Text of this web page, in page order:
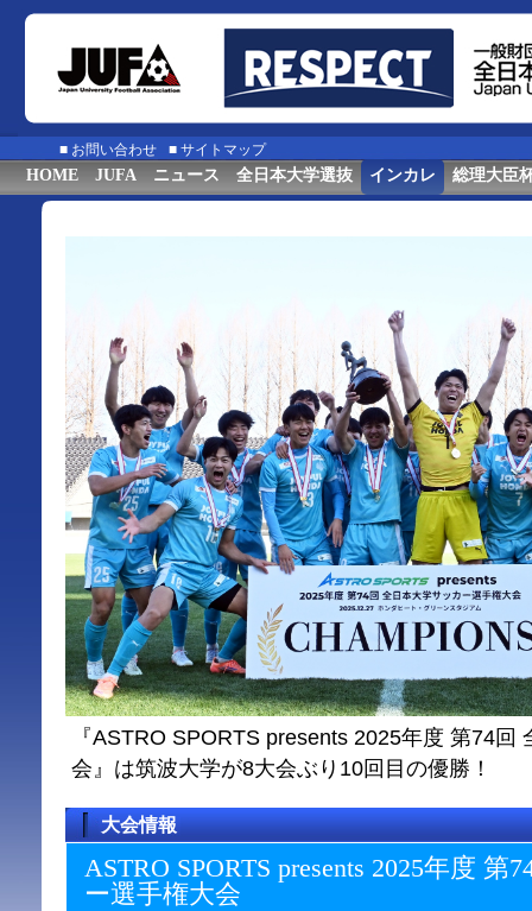
■ お問い合わせ ■ サイトマップ
HOME JUFA ニュース 全日本大学選抜 インカレ 総理大臣
『ASTRO SPORTS presents 2025年度 第74回
会』は筑波大学が8大会ぶり10回目の優勝！
大会情報
ASTRO SPORTS presents 2025年度
ー選⼿権⼤会